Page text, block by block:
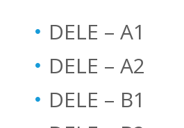
DELE – A1
DELE – A2
DELE – B1